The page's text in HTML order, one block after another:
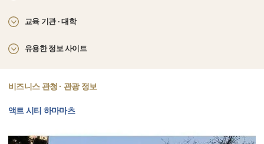
교육 기관 · 대학
유용한 정보 사이트
비즈니스 관청 · 관광 정보
액트 시티 하마마츠